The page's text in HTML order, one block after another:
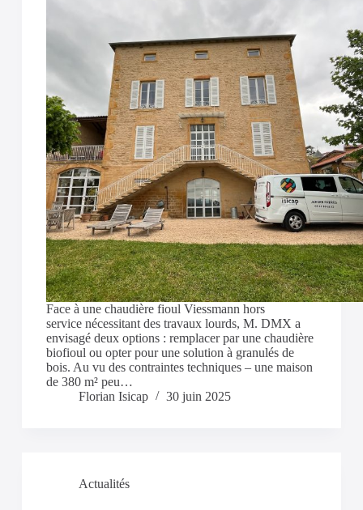
Face à une chaudière fioul Viessmann hors
service nécessitant des travaux lourds, M. DMX a
envisagé deux options : remplacer par une chaudière
biofioul ou opter pour une solution à granulés de
bois. Au vu des contraintes techniques – une maison
de 380 m² peu…
Florian Isicap
30 juin 2025
Actualités